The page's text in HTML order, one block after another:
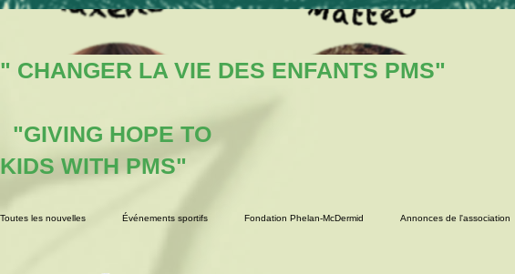
" CHANGER LA VIE DES ENFANTS PMS"
"GIVING HOPE TO
KIDS WITH PMS"
Toutes les nouvelles Événements sportifs Fondation Phelan-McDermid Annonces de l'association